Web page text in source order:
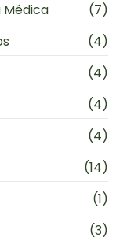
(7)
(4)
(4)
(4)
(4)
(14)
(1)
(3)